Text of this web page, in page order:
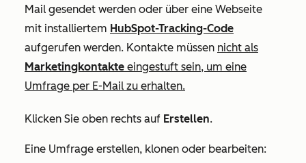
Mail gesendet werden oder über eine Webseite
mit installiertem HubSpot-Tracking-Code
aufgerufen werden. Kontakte müssen nicht als
Marketingkontakte eingestuft sein, um eine
Umfrage per E-Mail zu erhalten.
Klicken Sie oben rechts auf Erstellen.
Eine Umfrage erstellen, klonen oder bearbeiten: